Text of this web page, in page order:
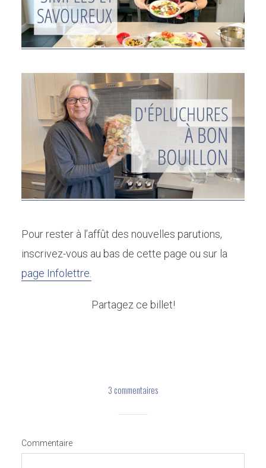
Pour rester à l’affût des nouvelles parutions,
inscrivez-vous au bas de cette page ou sur la
page Infolettre.
Partagez ce billet!
3 commentaires
Commentaire